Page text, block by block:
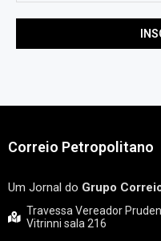
Correio Petropolitano
Um Jornal do Grupo
Travessa Vereador
Vitrinni sala 216